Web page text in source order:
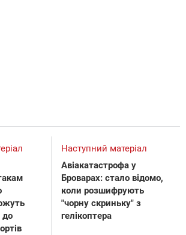
до
Наступний матеріал
Авіакатастрофа у
Броварах: стало відомо,
коли розшифрують
"чорну скриньку" з
гелікоптера